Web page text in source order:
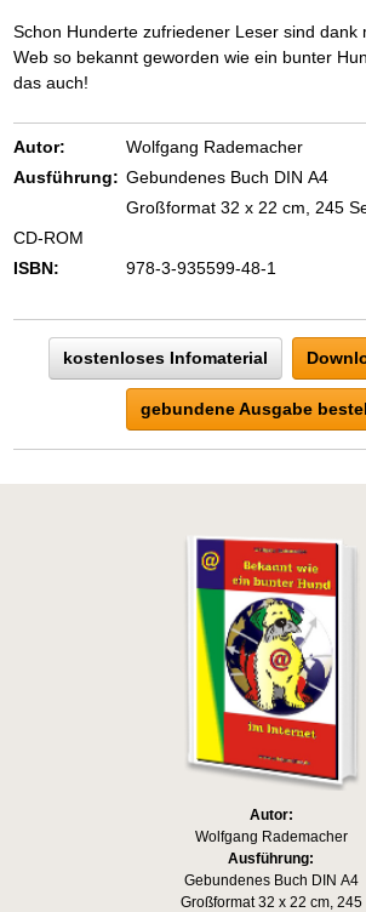
Schon Hunderte zufriedener Leser sind dank
Web so bekannt geworden wie ein bunter
das auch!
Autor:
Wolfgang Rademacher
Ausführung: Gebundenes Buch DIN A4
Großformat 32 x 22 cm, 245
CD-ROM
ISBN:
978-3-935599-48-1
kostenloses Infomaterial
gebundene Ausgabe
Autor:
Wolfgang Rademacher
Ausführung:
Gebundenes Buch DIN A4
Großformat 32 x 22 cm, 245